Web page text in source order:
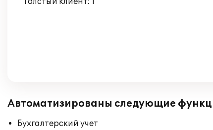
Автоматизированы следующие
Бухгалтерский учет